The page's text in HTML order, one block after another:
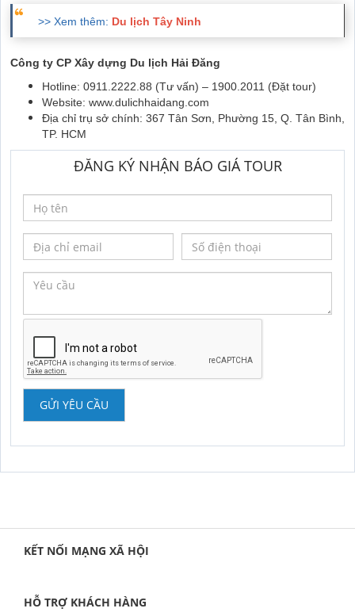
>> Xem thêm: Du lịch Tây Ninh
Công ty CP Xây dựng Du lịch Hải Đăng
Hotline: 0911.2222.88 (Tư vấn) – 1900.2011 (Đặt tour)
Website: www.dulichhaidang.com
Địa chỉ trụ sở chính: 367 Tân Sơn, Phường 15, Q. Tân Bình,
TP. HCM
ĐĂNG KÝ NHẬN BÁO GIÁ TOUR
GỬI YÊU CẦU
KẾT NỐI MẠNG XÃ HỘI
HỖ TRỢ KHÁCH HÀNG